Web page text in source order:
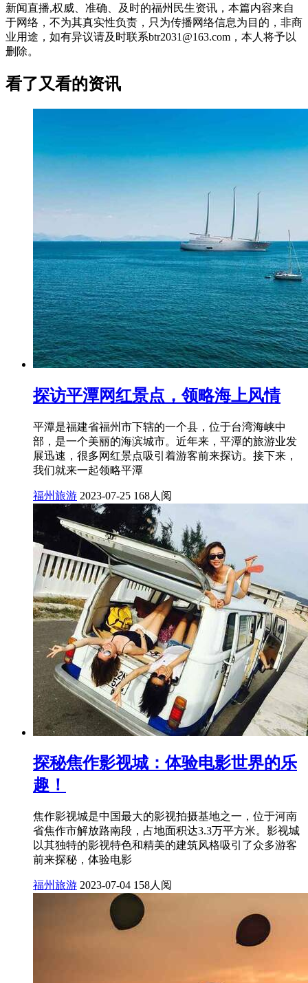
新闻直播,权威、准确、及时的福州民生资讯，本篇内容来自
于网络，不为其真实性负责，只为传播网络信息为目的，非商
业用途，如有异议请及时联系btr2031@163.com，本人将予以
删除。
看了又看的资讯
探访平潭网红景点，领略海上风情
平潭是福建省福州市下辖的一个县，位于台湾海峡中
部，是一个美丽的海滨城市。近年来，平潭的旅游业发
展迅速，很多网红景点吸引着游客前来探访。接下来，
我们就来一起领略平潭
福州旅游 2023-07-25 168人阅
探秘焦作影视城：体验电影世界的乐
趣！
焦作影视城是中国最大的影视拍摄基地之一，位于河南
省焦作市解放路南段，占地面积达3.3万平方米。影视城
以其独特的影视特色和精美的建筑风格吸引了众多游客
前来探秘，体验电影
福州旅游 2023-07-04 158人阅